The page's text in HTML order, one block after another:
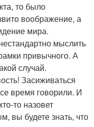
то было
воображение, а
мира.
мыслить
привычного. А
случай.
Засиживаться
время говорили. И
то назовет
вы будете знать, что